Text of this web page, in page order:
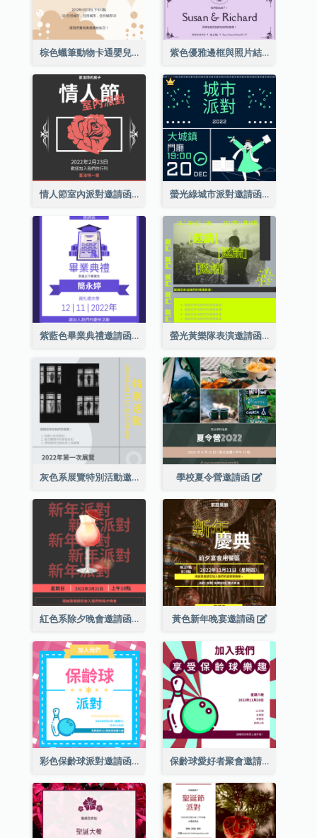
棕色蠟筆動物卡通嬰兒生日邀請 紫色優雅邊框與照片結婚請柬
情人節室內派對邀請函 螢光綠城市派對邀請函
紫藍色畢業典禮邀請函 螢光黃樂隊表演邀請函
灰色系展覽特別活動邀請函 學校夏令營邀請函
紅色系除夕晚會邀請函 黃色新年晚宴邀請函
彩色保齡球派對邀請函 保齡球愛好者聚會邀請函